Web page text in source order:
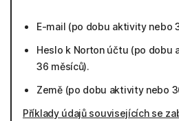
E-mail (po dobu aktivity nebo
Heslo k Norton účtu (po dobu
36 měsíců).
Země (po dobu aktivity nebo
Příklady údajů souvisejících se